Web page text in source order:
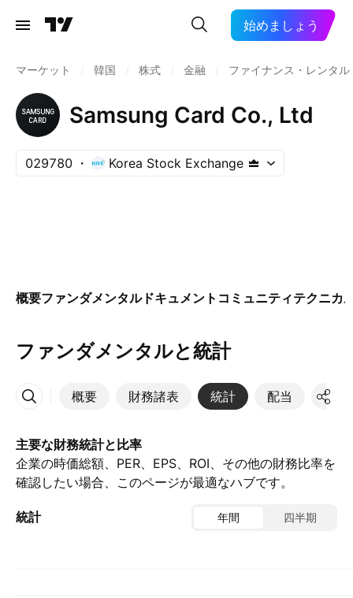
始めましょう
マーケット 韓国 株式 金融 ファイナンス・レンタ
Samsung Card Co., Ltd
029780 Korea Stock Exchange
概要ファンダメンタルドキュメント コミュニティテクニカ
ファンダメンタルと統計
概要 財務諸表 統計 配当 決算
その他
主要な財務統計と比率
企業の時価総額、PER、EPS、ROI、その他の財務比率を
確認したい場合、このページが最適なハブです。
統計 年間 四半期